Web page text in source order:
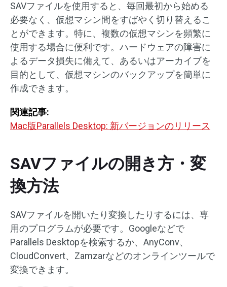
SAVファイルを使用すると、毎回最初から始める
必要なく、仮想マシン間をすばやく切り替えるこ
とができます。特に、複数の仮想マシンを頻繁に
使用する場合に便利です。ハードウェアの障害に
よるデータ損失に備えて、あるいはアーカイブを
目的として、仮想マシンのバックアップを簡単に
作成できます。
関連記事:
Mac版Parallels Desktop: 新バージョンのリリース
SAVファイルの開き方・変
換方法
SAVファイルを開いたり変換したりするには、専
用のプログラムが必要です。Googleなどで
Parallels Desktopを検索するか、AnyConv、
CloudConvert、Zamzarなどのオンラインツールで
変換できます。